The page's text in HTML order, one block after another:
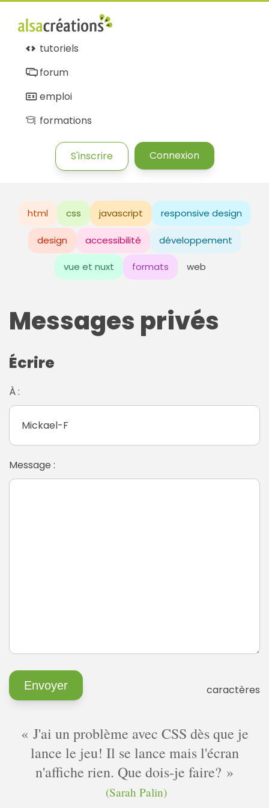
tutoriels
forum
emploi
formations
S'inscrire Connexion
html css javascript responsive design
design accessibilité développement
vue et nuxt formats web
Messages privés
Écrire
À :
Message :
caractères
J'ai un problème avec CSS dès que je
lance le jeu! Il se lance mais l'écran
n'affiche rien. Que dois-je faire?
(Sarah Palin)